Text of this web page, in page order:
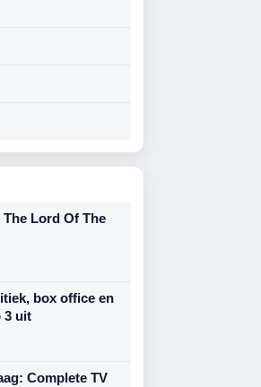
The Lord Of The
box office en
3 uit
Complete TV